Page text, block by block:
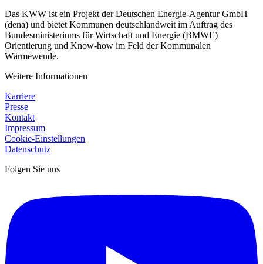
Das KWW ist ein Projekt der Deutschen Energie-Agentur GmbH
(dena) und bietet Kommunen deutschlandweit im Auftrag des
Bundesministeriums für Wirtschaft und Energie (BMWE)
Orientierung und Know-how im Feld der Kommunalen
Wärmewende.
Weitere Informationen
Karriere
Presse
Kontakt
Impressum
Cookie-Einstellungen
Datenschutz
Folgen Sie uns